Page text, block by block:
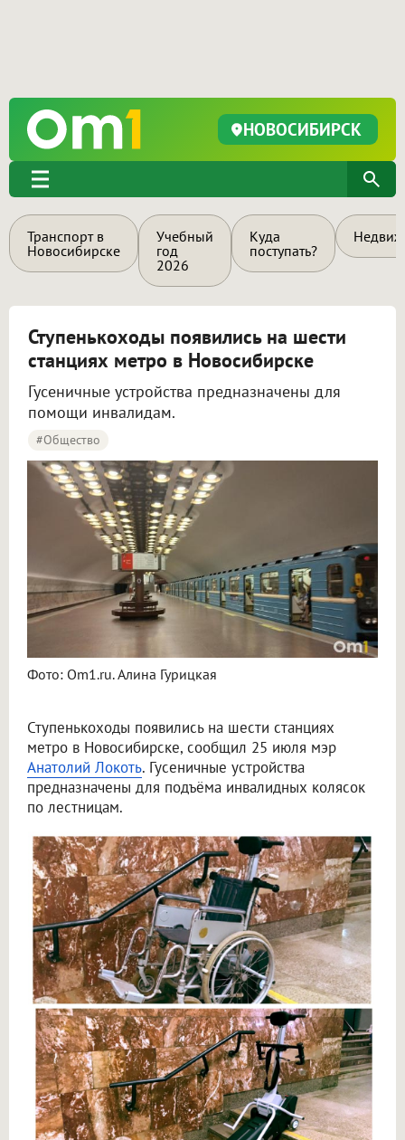
НОВОСИБИРСК
Транспорт в
Новосибирске
Учебный
год
2026
Куда
поступать?
Ступенькоходы появились на шести
станциях метро в Новосибирске
Гусеничные устройства предназначены для
помощи инвалидам.
#Общество
Фото: Om1.ru. Алина Гурицкая
Ступенькоходы появились на шести станциях
метро в Новосибирске, сообщил 25 июля мэр
Анатолий Локоть. Гусеничные устройства
предназначены для подъёма инвалидных колясок
по лестницам.